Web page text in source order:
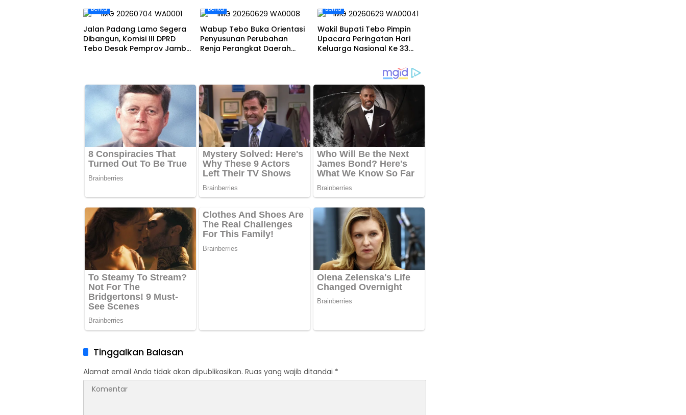
Berita
Jalan Padang Lamo Segera
Dibangun, Komisi III DPRD
Tebo Desak Pemprov Jambi
Berita
Wabup Tebo Buka Orientasi
Penyusunan Perubahan
Renja Perangkat Daerah
Berita
Wakil Bupati Tebo Pimpin
Upacara Peringatan Hari
Keluarga Nasional Ke 33
Tinggalkan Balasan
Alamat email Anda tidak akan dipublikasikan. Ruas yang wajib ditandai *